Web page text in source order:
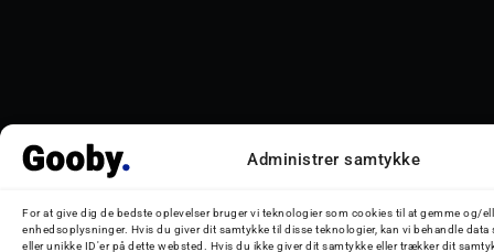
Administrer samtykke
For at give dig de bedste oplevelser bruger vi teknologier som cookies til at gemme og/
enhedsoplysninger. Hvis du giver dit samtykke til disse teknologier, kan vi behandle
eller unikke ID'er på dette websted. Hvis du ikke giver dit samtykke eller trækker dit